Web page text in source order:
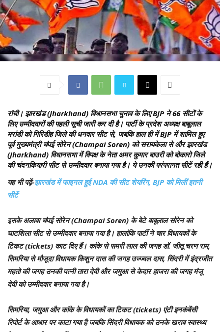
रांची। झारखंड (Jharkhand) विधानसभा चुनाव के लिए BJP ने 66 सीटों के
लिए उम्मीदवारों की पहली सूची जारी कर दी है। पार्टी के प्रदेश अध्यक्ष बाबूलाल
मरांडी को गिरिडीह जिले की धनवार सीट से, जबकि हाल ही में BJP में शामिल हुए
पूर्व मुख्यमंत्री चंपई सोरेन (Champai Soren) को सरायकेला से और झारखंड
(Jharkhand) विधानसभा में विपक्ष के नेता अमर कुमार बाउरी को बोकारो जिले
की चंदनकियारी सीट से उम्मीदवार बनाया गया है। ये उनकी परंपरागत सीटें रही हैं।
यह भी पढ़ें-झारखंड में फाइनल हुई NDA की सीट शेयरिंग, BJP को मिलीं इतनी
सीटें
इसके अलावा चंपई सोरेन (Champai Soren) के बेटे बाबूलाल सोरेन को
घाटशिला सीट से उम्मीदवार बनाया गया है। हालांकि पार्टी ने चार विधायकों के
टिकट (tickets) काट दिए हैं। कांके से समरी लाल की जगह डॉ. जीतू चरण राम,
सिमरिया से मौजूदा विधायक किशुन दास की जगह उज्ज्वल दास, सिंदरी में इंद्रजीत
महतो की जगह उनकी पत्नी तारा देवी और जमुआ से केदार हाजरा की जगह मंजू
देवी को उम्मीदवार बनाया गया है।
सिमरिया, जमुआ और कांके के विधायकों का टिकट (tickets) एंटी इनकंबेंसी
रिपोर्ट के आधार पर काटा गया है जबकि सिंदरी विधायक को उनके खराब स्वास्थ्य